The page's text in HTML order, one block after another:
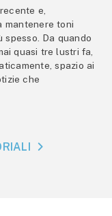
e,
mantenere toni
spesso. Da quando
quasi tre lustri fa,
spazio ai
che